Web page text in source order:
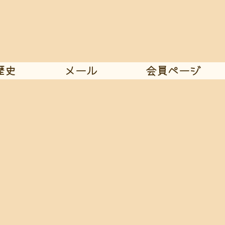
史 メール 会員ページ